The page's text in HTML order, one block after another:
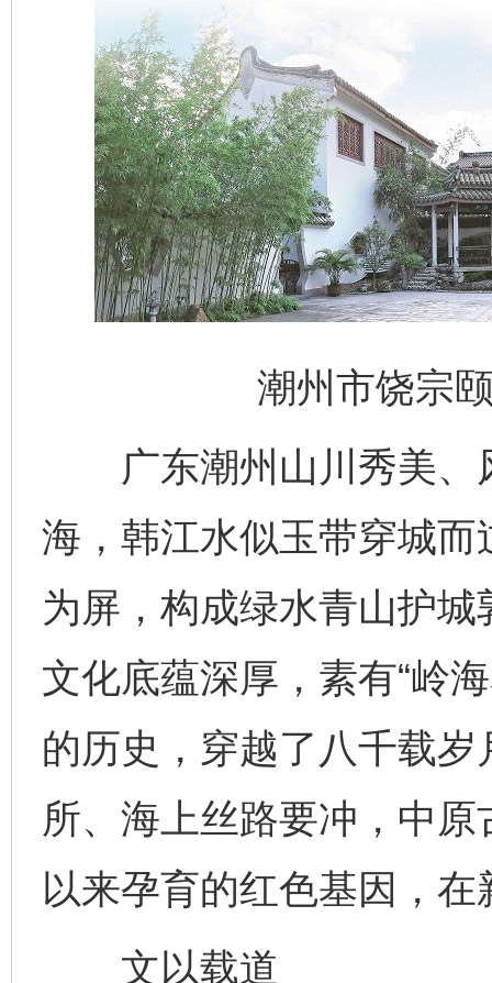
潮州市饶宗
广东潮州山川秀美、
海，韩江水似玉带穿城
为屏，构成绿水青山护
文化底蕴深厚，素有“岭
的历史，穿越了八千载
所、海上丝路要冲，中
以来孕育的红色基因，
文以载道